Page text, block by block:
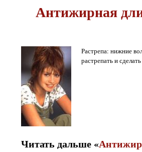
Антижирная
Растрепа: нижние
растрепать и
Читать дальше «